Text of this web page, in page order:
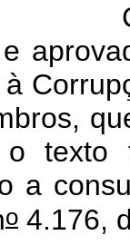
o texto
a
o 4.176,